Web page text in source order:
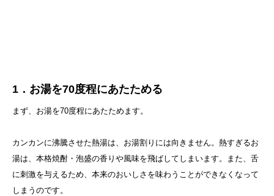
1．お湯を70度程にあたためる
まず、お湯を70度程にあたためます。
カンカンに沸騰させた熱湯は、お湯割りには向きません。熱すぎるお
湯は、本格焼酎・泡盛の香りや風味を飛ばしてしまいます。また、舌
に刺激を与えるため、本来のおいしさを味わうことができなくなって
しまうのです。